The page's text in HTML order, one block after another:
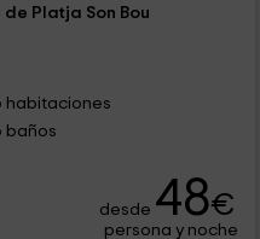
Platja Son Bou
habitaciones
baños
desde 48€
persona y noche